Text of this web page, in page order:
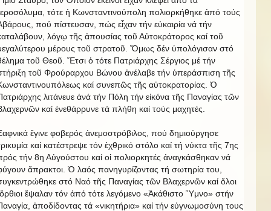
τότε ἡ Κωνσταντινούπολη πολιορκήθηκε ἀπό τούς
πού πίστευσαν, πώς εἶχαν τήν εὐκαιρία νά τήν
λόγῳ τῆς ἀπουσίας τοῦ Αὐτοκράτορος καί τοῦ
μέρους τοῦ στρατοῦ. Ὅμως δέν ὑπολόγισαν στό
τοῦ Θεοῦ. Ἔτσι ὁ τότε Πατριάρχης Σέργιος μέ τήν
τοῦ Φρούραρχου Βώνου ἀνέλαβε τήν ὑπεράσπιση τῆς
καί συνεπῶς τῆς αὐτοκρατορίας. Ὁ
λιτάνευε ἀνά τήν Πόλη τήν εἰκόνα τῆς Παναγίας τῶν
καί ἐνεθάρρυνε τά πλήθη καί τούς μαχητές.
ἔγινε φοβερός ἀνεμοστρόβιλος, πού δημιούργησε
καί κατέστρεψε τόν ἐχθρικό στόλο καί τή νύκτα τῆς 7ης
τήν 8η Αὐγούστου καί οἱ πολιορκητές ἀναγκάσθηκαν νά
ἄπρακτοι. Ὁ λαός πανηγυρίζοντας τή σωτηρία του,
στό Ναό τῆς Παναγίας τῶν Βλαχερνῶν καί ὅλοι
ἔψαλαν τόν ἀπό τότε λεγόμενο «Ἀκάθιστο Ὕμνο» στήν
ἀποδίδοντας τά «νικητήρια» καί τήν εὐγνωμοσύνη τους